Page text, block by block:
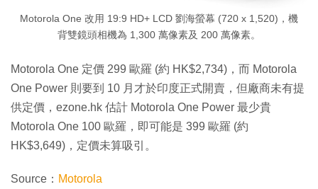
Motorola One 改用 19:9 HD+ LCD 劉海螢幕 (720 x 1,520)，機
背雙鏡頭相機為 1,300 萬像素及 200 萬像素。
Motorola One 定價 299 歐羅 (約 HK$2,734)，而 Motorola
One Power 則要到 10 月才於印度正式開賣，但廠商未有提
供定價，ezone.hk 估計 Motorola One Power 最少貴
Motorola One 100 歐羅，即可能是 399 歐羅 (約
HK$3,649)，定價未算吸引。
Source： Motorola